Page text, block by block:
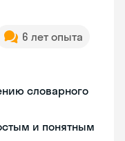
6 лет опыта
словарного
и понятным